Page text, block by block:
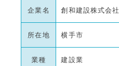
企業名 創和建設株式会社
所在地 横手市
業種 建設業